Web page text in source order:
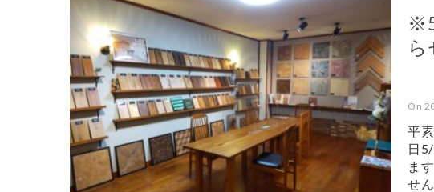
ら
On
平
日
ま
せ